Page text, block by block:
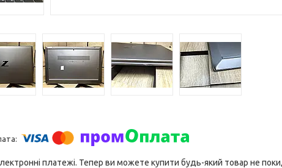
платежі. Тепер ви можете купити будь-який товар не